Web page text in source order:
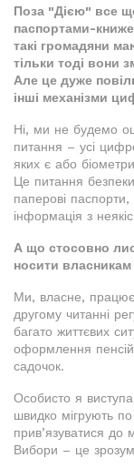
Поза "Дією" все
паспортами-
такі громадяни
тільки тоді вони
Але це дуже
інші механізми
Ні, ми не будемо
питання – усі
яких є або
Це питання
паперові
інформація з
А що стосовно
носити
Ми, власне,
другому читанні
багато життєвих
оформлення
садочок.
Особисто я
швидко мігрують по
прив’язуватися до
Вибори – це